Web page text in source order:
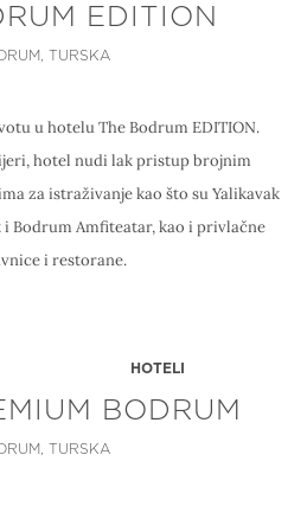
EDITION
TURSKA
u hotelu The Bodrum EDITION.
hotel nudi lak pristup brojnim
za istraživanje kao što su Yalikavak
Bodrum Amfiteatar, kao i privlačne
i restorane.
HOTELI
BODRUM
TURSKA